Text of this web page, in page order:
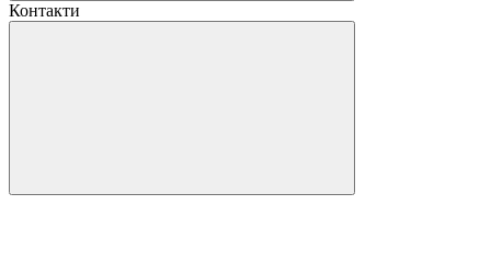
Контакти